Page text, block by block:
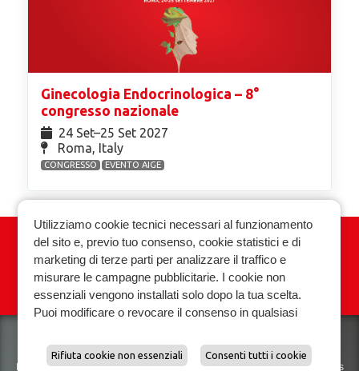
Ginecologia Endocrinologica – 8°
congresso nazionale
24 Set⁠–25 Set 2027
Roma, Italy
CONGRESSO EVENTO AIGE
Associazione Italiana Ginecologia
Endocrinologica
Privacy policy Cookie policy
Biomedical Technologies Srl VAT. 01118070927Privacy policy|Cookies
Utilizziamo cookie tecnici necessari al funzionamento
del sito e, previo tuo consenso, cookie statistici e di
marketing di terze parti per analizzare il traffico e
misurare le campagne pubblicitarie. I cookie non
essenziali vengono installati solo dopo la tua scelta.
Puoi modificare o revocare il consenso in qualsiasi
Scopri di piu e gestisci le preferenze sui cookie.
Rifiuta cookie non essenziali Consenti tutti i cookie